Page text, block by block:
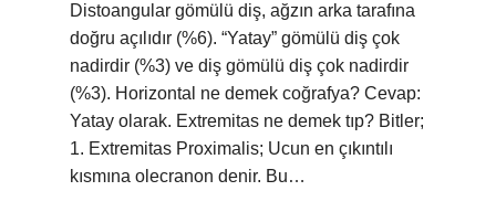
Distoangular gömülü diş, ağzın arka tarafına
doğru açılıdır (%6). “Yatay” gömülü diş çok
nadirdir (%3) ve diş gömülü diş çok nadirdir
(%3). Horizontal ne demek coğrafya? Cevap:
Yatay olarak. Extremitas ne demek tıp? Bitler;
1. Extremitas Proximalis; Ucun en çıkıntılı
kısmına olecranon denir. Bu…